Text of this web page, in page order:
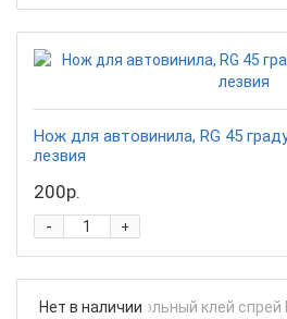
Нож для автовинила, RG 45
лезвия
200р.
+
-
Нет в наличии